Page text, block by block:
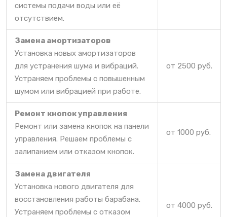
системы подачи воды или её
отсутствием.
Замена амортизаторов
Установка новых амортизаторов
для устранения шума и вибраций.
Устраняем проблемы с повышенным
шумом или вибрацией при работе.
от 2500 руб.
Ремонт кнопок управления
Ремонт или замена кнопок на панели
управления. Решаем проблемы с
залипанием или отказом кнопок.
от 1000 руб.
Замена двигателя
Установка нового двигателя для
восстановления работы барабана.
Устраняем проблемы с отказом
от 4000 руб.